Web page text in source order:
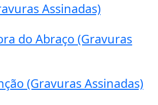
Assinadas)
do Abraço (Gravuras
(Gravuras Assinadas)